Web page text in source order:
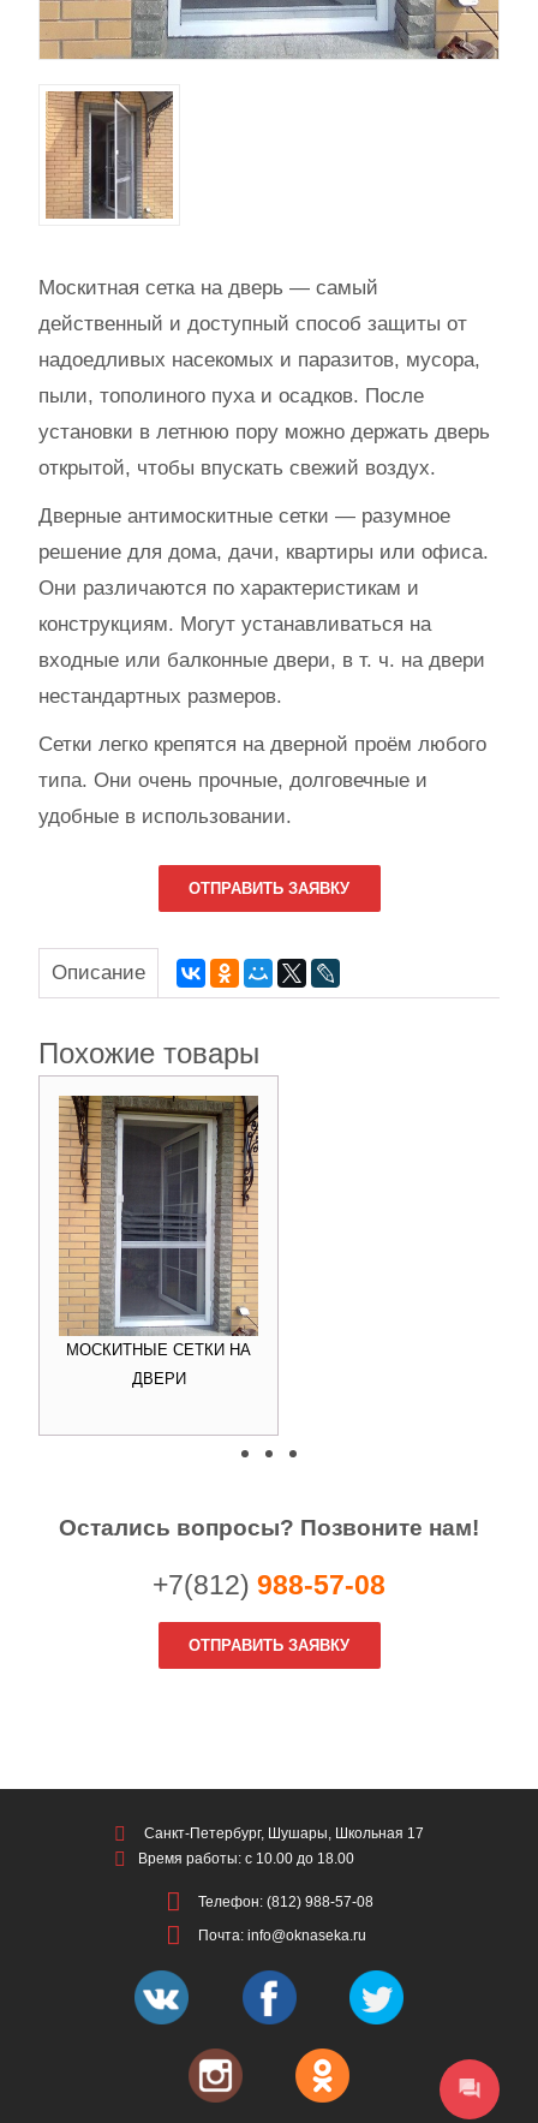
Москитная сетка на дверь — самый
действенный и доступный способ защиты от
надоедливых насекомых и паразитов, мусора,
пыли, тополиного пуха и осадков. После
установки в летнюю пору можно держать дверь
открытой, чтобы впускать свежий воздух.
Дверные антимоскитные сетки — разумное
решение для дома, дачи, квартиры или офиса.
Они различаются по характеристикам и
конструкциям. Могут устанавливаться на
входные или балконные двери, в т. ч. на двери
нестандартных размеров.
Сетки легко крепятся на дверной проём любого
типа. Они очень прочные, долговечные и
удобные в использовании.
ОТПРАВИТЬ ЗАЯВКУ
Описание
Похожие товары
МОСКИТНЫЕ СЕТКИ —
АНТИКОШКА
Остались вопросы? Позвоните нам!
+7(812) 988-57-08
ОТПРАВИТЬ ЗАЯВКУ
Санкт-Петербург, Шушары, Школьная 17
Время работы: с 10.00 до 18.00
Телефон: (812) 988-57-08
Почта: info@oknaseka.ru